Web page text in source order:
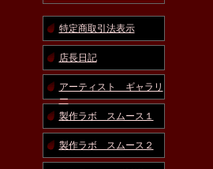
特定商取引法表示
店長日記
アーティスト ギャラリ
ー
製作ラボ スムース１
製作ラボ スムース２